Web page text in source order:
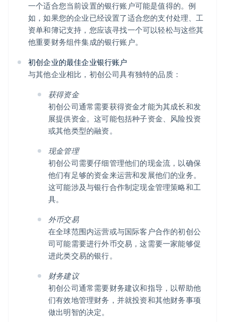
一个适合您当前设置的银行账户可能是值得的。例
如，如果您的企业已经设置了适合您的支付处理、工
资单和簿记支持，您应该寻找一个可以轻松与这些其
他重要财务组件集成的银行账户。
初创企业的最佳企业银行账户
与其他企业相比，初创公司具有独特的品质：
获得资金
初创公司通常需要获得资金才能为其成长和发
展提供资金。这可能包括种子资金、风险投资
或其他类型的融资。
现金管理
初创公司需要仔细管理他们的现金流，以确保
他们有足够的资金来运营和发展他们的业务。
这可能涉及与银行合作制定现金管理策略和工
具。
外币交易
在全球范围内运营或与国际客户合作的初创公
司可能需要进行外币交易，这需要一家能够促
进此类交易的银行。
财务建议
初创公司通常需要财务建议和指导，以帮助他
们有效地管理财务，并就投资和其他财务事项
做出明智的决定。